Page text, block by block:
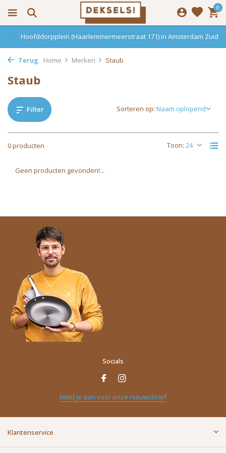
0
Hoofddorpplein (Haarlemmermeerstraat 171) in Amsterdam Zuid
Terug Home Merken Staub
Staub
Filter
0 producten Toon:
Sorteren op:
Geen producten gevonden!...
Socials
Meld je aan voor onze nieuwsbrief
Klantenservice